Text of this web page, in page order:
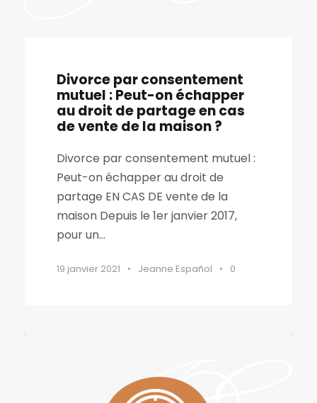
Divorce par consentement
mutuel : Peut-on échapper
au droit de partage en cas
de vente de la maison ?
Divorce par consentement mutuel :
Peut-on échapper au droit de
partage EN CAS DE vente de la
maison Depuis le 1er janvier 2017,
pour un...
19 janvier 2021 • Jeanne Español • 0